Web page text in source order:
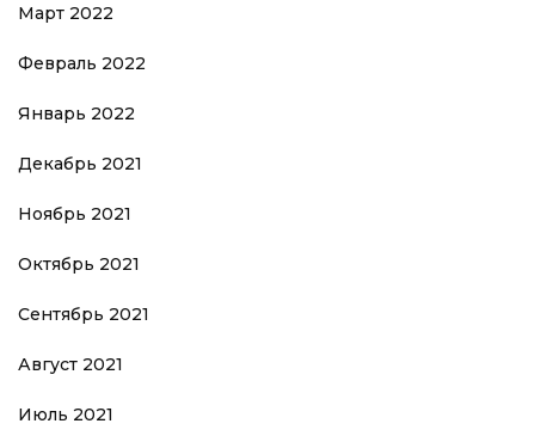
Март 2022
Февраль 2022
Январь 2022
Декабрь 2021
Ноябрь 2021
Октябрь 2021
Сентябрь 2021
Август 2021
Июль 2021